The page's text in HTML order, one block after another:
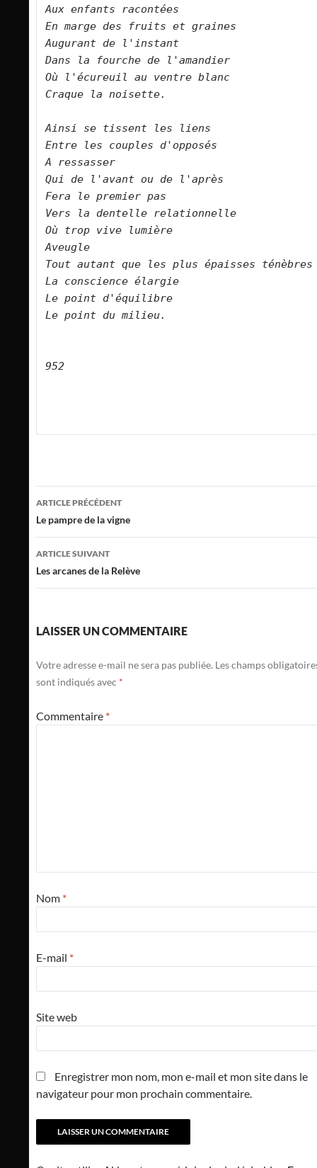
Aux enfants racontées
En marge des fruits et graines
Augurant de l'instant
Dans la fourche de l'amandier
Où l'écureuil au ventre blanc
Craque la noisette.
Ainsi se tissent les liens
Entre les couples d'opposés
A ressasser
Qui de l'avant ou de l'après
Fera le premier pas
Vers la dentelle relationnelle
Où trop vive lumière
Aveugle
Tout autant que les plus épaisses ténèbres
La conscience élargie
Le point d'équilibre
Le point du milieu.
952
Navigation
des
articles
ARTICLE PRÉCÉDENT
Le pampre de la vigne
ARTICLE SUIVANT
Les arcanes de la Relève
LAISSER UN COMMENTAIRE
Votre adresse e-mail ne sera pas publiée. Les champs
sont indiqués avec *
Commentaire *
Nom *
E-mail *
Site web
Enregistrer mon nom, mon e-mail et mon site dans le
navigateur pour mon prochain commentaire.